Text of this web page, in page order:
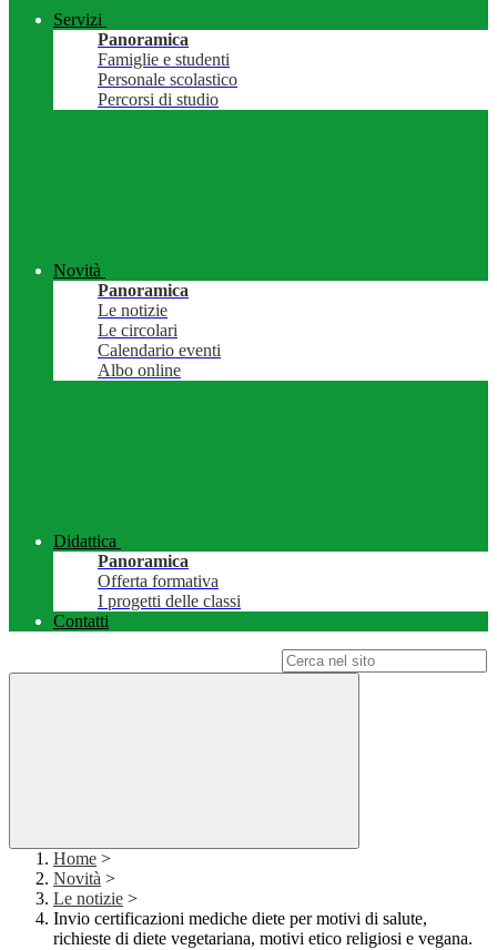
Servizi
Panoramica
Famiglie e studenti
Personale scolastico
Percorsi di studio
Novità
Panoramica
Le notizie
Le circolari
Calendario eventi
Albo online
Didattica
Panoramica
Offerta formativa
I progetti delle classi
Contatti
Home >
Novità >
Le notizie >
Invio certificazioni mediche diete per motivi di salute,
richieste di diete vegetariana, motivi etico religiosi e vegana.